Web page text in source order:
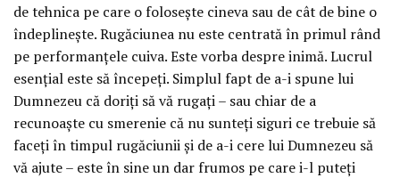
de tehnica pe care o folosește cineva sau de cât de bine o
îndeplinește. Rugăciunea nu este centrată în primul rând
pe performanțele cuiva. Este vorba despre inimă. Lucrul
esențial este să începeți. Simplul fapt de a-i spune lui
Dumnezeu că doriți să vă rugați – sau chiar de a
recunoaște cu smerenie că nu sunteți siguri ce trebuie să
faceți în timpul rugăciunii și de a-i cere lui Dumnezeu să
vă ajute – este în sine un dar frumos pe care i-l puteți